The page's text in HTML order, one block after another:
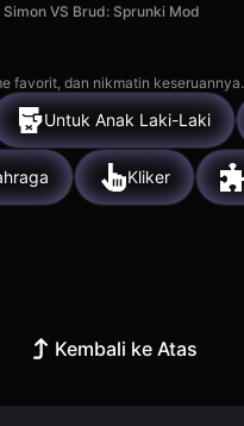
Simon VS Brud: Sprunki Mod
favorit, dan nikmatin keseruannya.
Untuk Anak Laki-Laki
Kliker
Kembali ke Atas